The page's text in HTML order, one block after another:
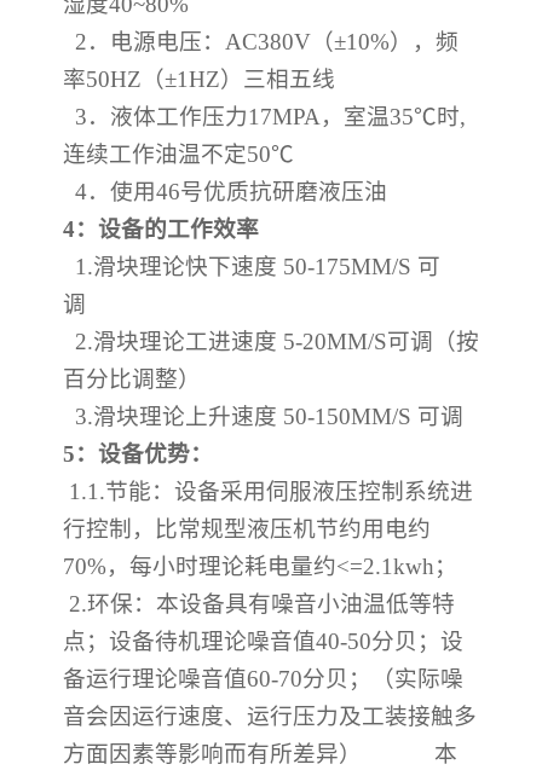
2．电源电压： AC380V （±10%），频
率50HZ （±1HZ）三相五线
3．液体工作压力17MPA，室温35℃时,
连续工作油温不定50℃
4．使用46号优质抗研磨液压油
4：设备的工作效率
1.滑块理论快下速度 50-175MM/S 可
调
2.滑块理论工进速度 5-20MM/S可调（按
百分比调整）
3.滑块理论上升速度 50-150MM/S 可调
5：设备优势：
1.1.节能：设备采用伺服液压控制系统进
行控制，比常规型液压机节约用电约
70%，每小时理论耗电量约<=2.1kwh；
2.环保：本设备具有噪音小油温低等特
点；设备待机理论噪音值40-50分贝；设
备运行理论噪音值60-70分贝；（实际噪
音会因运行速度、运行压力及工装接触多
方面因素等影响而有所差异）
本